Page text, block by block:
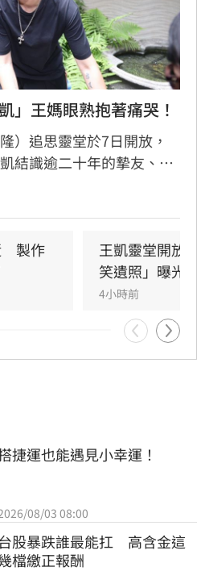
」王媽眼熟抱著痛哭！
）追思靈堂於7日開放，
結識逾二十年的摯友、邱
點後事。由於兩人外貌
寬展現義氣，主動承擔治
留守，陪伴王凱走完人生
兄弟情誼與邱瓈寬的溫暖
驟變時最堅強的後盾，各
製作
王凱靈堂開放
笑遺照」曝光
4小時前
捷運也能遇見小幸運！
08/03 08:00
台股暴跌誰最能扛　高含金這
檔繳正報酬